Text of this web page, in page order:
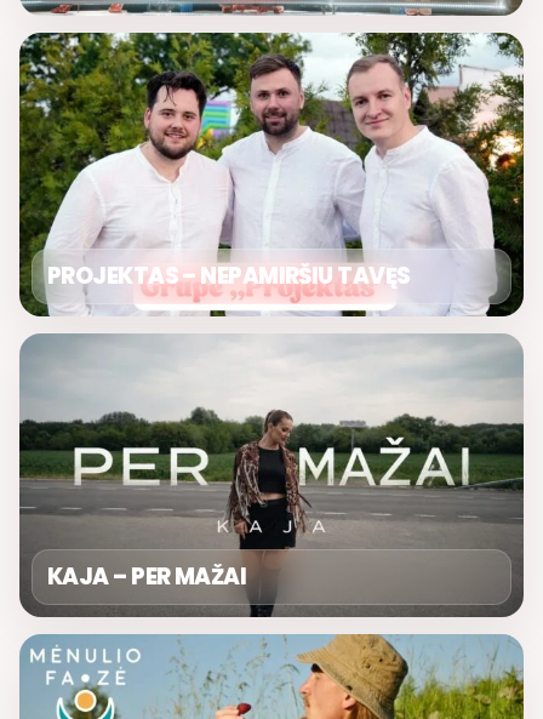
PROJEKTAS – NEPAMIRŠIU TAVĘS
KAJA – PER MAŽAI